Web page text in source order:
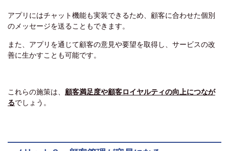
アプリにはチャット機能も実装できるため、顧客に合わせた個別
のメッセージを送ることもできます。
また、アプリを通じて顧客の意見や要望を取得し、サービスの改
善に生かすことも可能です。
これらの施策は、 顧客満足度や顧客ロイヤルティの向上につなが
るでしょう。